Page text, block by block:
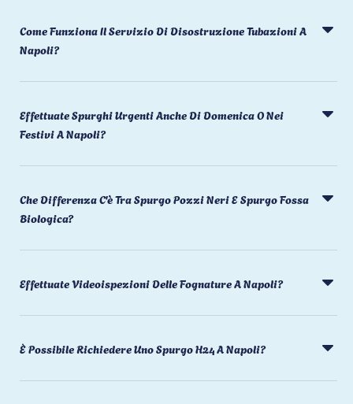
Come Funziona Il Servizio Di Disostruzione Tubazioni A
Napoli?
Effettuate Spurghi Urgenti Anche Di Domenica O Nei
Festivi A Napoli?
Che Differenza C'è Tra Spurgo Pozzi Neri E Spurgo Fossa
Biologica?
Effettuate Videoispezioni Delle Fognature A Napoli?
È Possibile Richiedere Uno Spurgo H24 A Napoli?